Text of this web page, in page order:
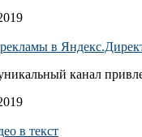
в
канал
в текст